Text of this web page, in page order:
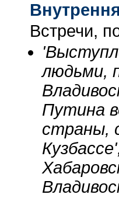
Встречи,
людьми,
Путина
страны,